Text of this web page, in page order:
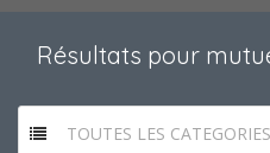
Résultats pour
TOUTES LES CATEGORIES